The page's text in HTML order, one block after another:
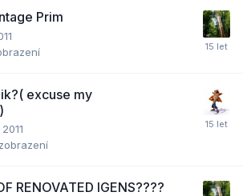
Prim
excuse my
zobrazení
RENOVATED IGENS????